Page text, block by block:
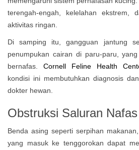
terengah-engah, kelelahan ekstrem,
aktivitas ringan.
Di samping itu, gangguan jantung
penumpukan cairan di paru-paru,
bernafas.
Cornell Feline Health
kondisi ini membutuhkan diagnosis
dokter hewan.
Obstruksi Saluran Nafas
Benda asing seperti serpihan
yang masuk ke tenggorokan dapat